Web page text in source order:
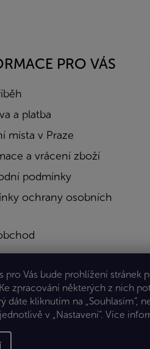
pro Vás bude prohlížení stránek
zpracování některých z nich
dáte kliknutím na „Souhlasím“,
v „Nastavení“. Více
PRO VÁS
a platba
místa v Praze
a vrácení zboží
podmínky
ochrany osobních